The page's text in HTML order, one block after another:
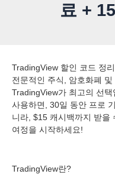
료 +
TradingView 할인 코드 정
전문적인 주식, 암호화폐 및
TradingView가 최고의 선
사용하면, 30일 동안 프로
니라, $15 캐시백까지 받을
여정을 시작하세요!
TradingView란?